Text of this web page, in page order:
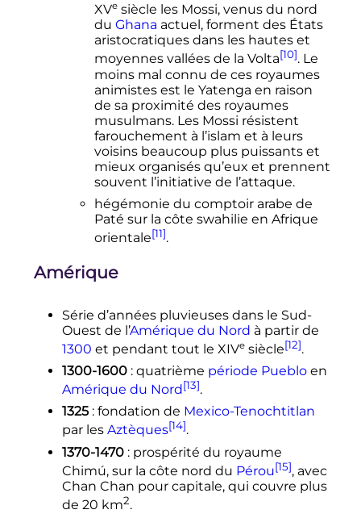
XVe siècle les Mossi, venus du nord
du Ghana actuel, forment des États
aristocratiques dans les hautes et
moyennes vallées de la Volta[10]. Le
moins mal connu de ces royaumes
animistes est le Yatenga en raison
de sa proximité des royaumes
musulmans. Les Mossi résistent
farouchement à l’islam et à leurs
voisins beaucoup plus puissants et
mieux organisés qu’eux et prennent
souvent l’initiative de l’attaque.
hégémonie du comptoir arabe de
Paté sur la côte swahilie en Afrique
orientale[11].
Amérique
Série d’années pluvieuses dans le Sud-
Ouest de l’Amérique du Nord à partir de
1300 et pendant tout le XIVe siècle[12].
1300-1600 : quatrième période Puebloen
Amérique du Nord[13].
1325 : fondation de Mexico-Tenochtitlan
par les Aztèques[14].
1370-1470 : prospérité du royaume
Chimú, sur la côte nord du Pérou[15], avec
Chan Chan pour capitale, qui couvre plus
de 20 km2.